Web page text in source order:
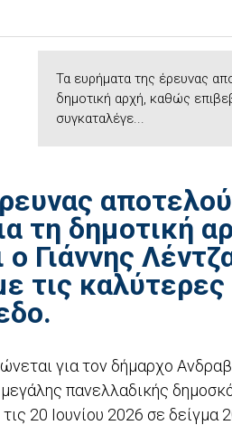
Τα ευρήματα της έρευνας
δημοτική αρχή, καθώς
συγκαταλέγε...
τη δημοτική
Γιάννης
τις καλύτερες
για τον δήμαρχο
πανελλαδικής
20 Ιουνίου 2026 σε δείγμα